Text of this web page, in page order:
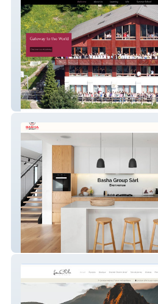
Kumon Leysin Academy
Basha Group